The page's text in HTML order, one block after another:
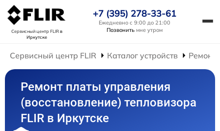
Сервисный центр FLIRв
Иркутске
+7 (395) 278-33-61
Ежедневно с 9:00 до 21:00
Позвонить мне утром
Сервисный центр FLIR Каталог устройств Ремонт
Ремонт платы управления
(восстановление) тепловизора
FLIR в Иркутске